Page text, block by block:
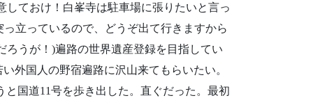
ておけ！白峯寺は駐車場に張りたいと言っ
っ立っているので、どうぞ出て行きますから
ろうが！ )遍路の世界遺産登録を目指してい
外国人の野宿遍路に沢山来てもらいたい。
と国道11号を歩き出した。直ぐだった。最初